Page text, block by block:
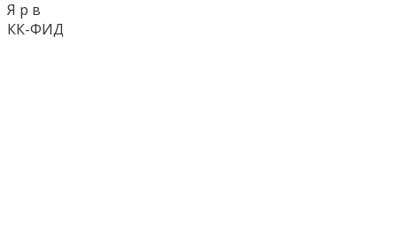
Я р в
КК-ФИД